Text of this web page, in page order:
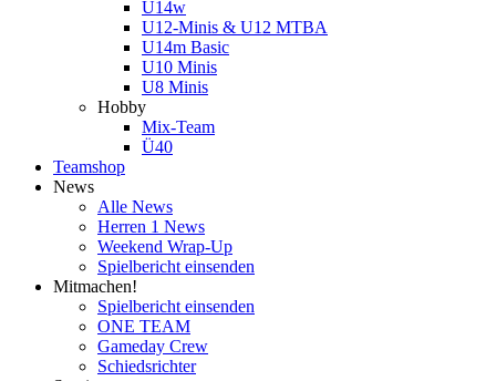
U14w
U12-Minis & U12 MTBA
U14m Basic
U10 Minis
U8 Minis
Hobby
Mix-Team
Ü40
Teamshop
News
Alle News
Herren 1 News
Weekend Wrap-Up
Spielbericht einsenden
Mitmachen!
Spielbericht einsenden
ONE TEAM
Gameday Crew
Schiedsrichter